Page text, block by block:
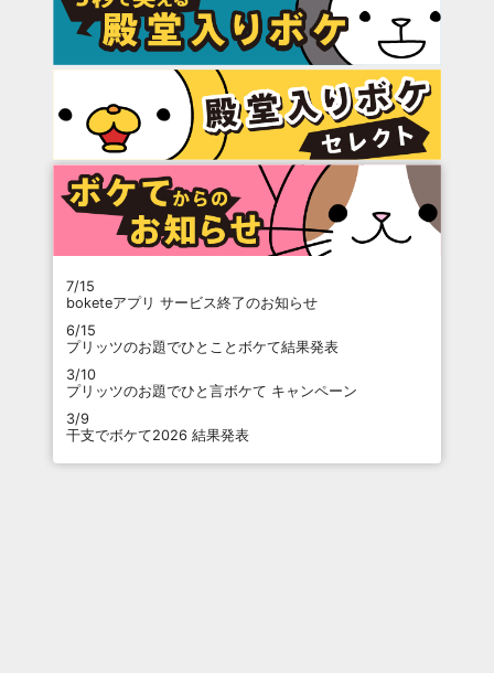
7/15
boketeアプリ サービス終了のお知らせ
6/15
プリッツのお題でひとことボケて結果発表
3/10
プリッツのお題でひと言ボケて キャンペーン
3/9
干支でボケて2026 結果発表